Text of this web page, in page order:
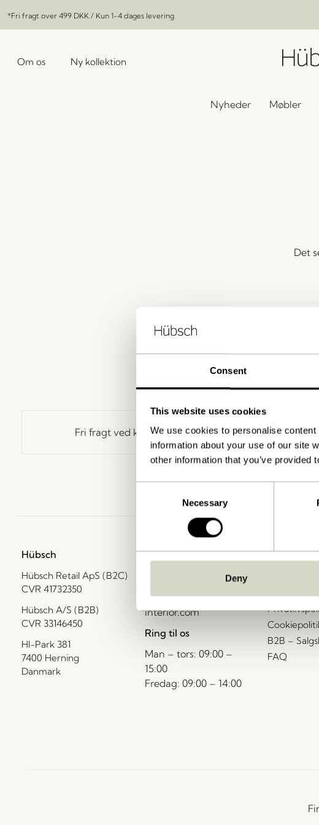
Consent
This website uses cookies
We use cookies to personalise
information about your use of our site
other information that you’ve
Necessary
Deny
*Fri fragt over 499 DKK / Kun 1-4 dages levering
Om os Ny kollektion
Nyheder Møbler
Det
Fri fragt ved køb over499 DKK*
Hübsch
Hübsch Retail ApS (B2C)
CVR 41732350
Hübsch A/S (B2B)
CVR 33146450
HI-Park 381
7400 Herning
Danmark
Kontakt
shop@hubsch-
interior.com
Ring til os
Man – tors: 09:00 –
15:00
Fredag: 09:00 – 14:00
Levering
B2B –
FAQ